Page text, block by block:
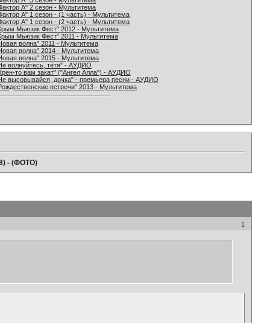
А" 2 сезон - Мультитема
А" 1 сезон - (1 часть) - Мультитема
А" 1 сезон - (2 часть) - Мультитема
Мьюзик Фест" 2012 - Мультитема
Мьюзик Фест" 2011 - Мультитема
волна" 2011 - Мультитема
волна" 2014 - Мультитема
волна" 2015 - Мультитема
волнуйтесь, тётя" - АУДИО
то вам закат" ("Ангел Алла") - АУДИО
высовывайся, дочка" - премьера песни - АУДИО
встречи" 2013 - Мультитема
- (ФОТО)
1